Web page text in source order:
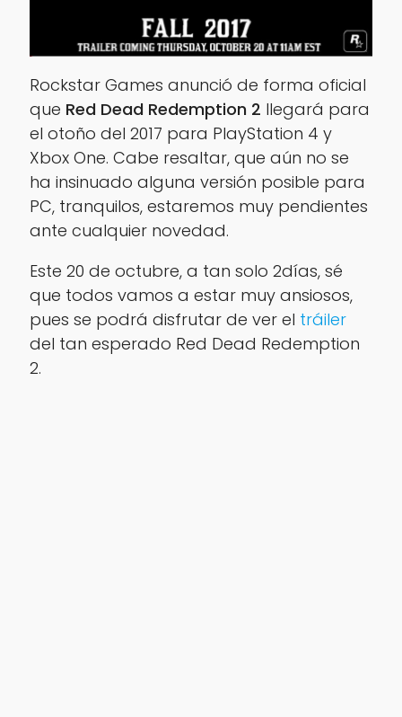
Rockstar Games anunció de forma oficial
que Red Dead Redemption 2 llegará para
el otoño del 2017 para PlayStation 4 y
Xbox One. Cabe resaltar, que aún no se
ha insinuado alguna versión posible para
PC, tranquilos, estaremos muy pendientes
ante cualquier novedad.
Este 20 de octubre, a tan solo 2días, sé
que todos vamos a estar muy ansiosos,
pues se podrá disfrutar de ver el tráiler
del tan esperado Red Dead Redemption
2.